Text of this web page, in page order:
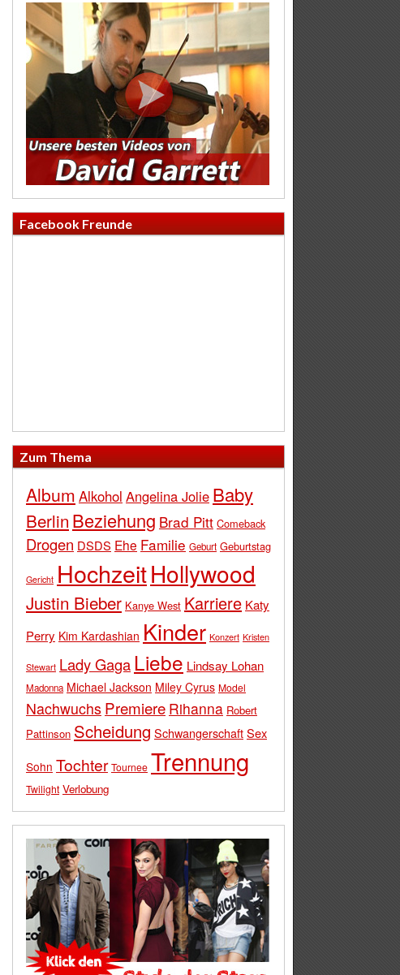
Facebook Freunde
Zum Thema
Album Alkohol Angelina Jolie Baby
Berlin Beziehung Brad Pitt Comeback
Drogen DSDS Ehe Familie Geburt Geburtstag
Gericht HochzeitHollywood
Justin Bieber Kanye West Karriere Katy
Perry Kim Kardashian Kinder Konzert Kristen
Stewart Lady Gaga Liebe Lindsay Lohan
Madonna Michael Jackson Miley Cyrus Model
Nachwuchs Premiere Rihanna Robert
Pattinson Scheidung SchwangerschaftSex
Sohn Tochter Tournee Trennung
Twilight Verlobung